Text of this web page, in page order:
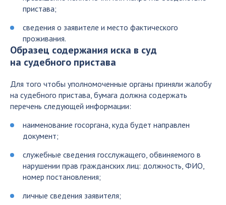
пристава;
сведения о заявителе и место фактического
проживания.
Образец содержания иска в суд
на судебного пристава
Для того чтобы уполномоченные органы приняли жалобу
на судебного пристава, бумага должна содержать
перечень следующей информации:
наименование госоргана, куда будет направлен
документ;
служебные сведения госслужащего, обвиняемого в
нарушении прав гражданских лиц: должность, ФИО,
номер постановления;
личные сведения заявителя;